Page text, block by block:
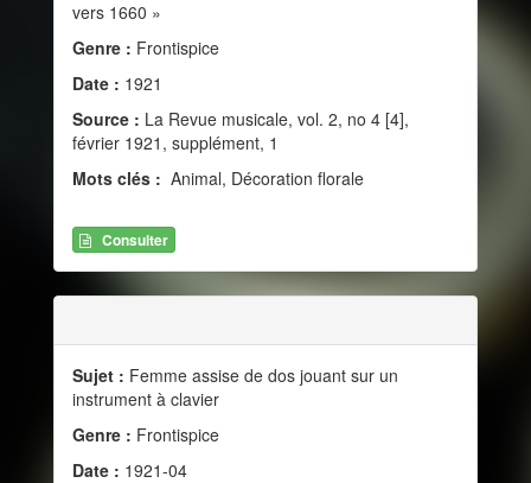
vers 1660 »
Genre : Frontispice
Date : 1921
Source : La Revue musicale, vol. 2, no 4 [4],
février 1921, supplément, 1
Mots clés : Animal, Décoration florale
Consulter
Sujet : Femme assise de dos jouant sur un
instrument à clavier
Genre : Frontispice
Date : 1921-04